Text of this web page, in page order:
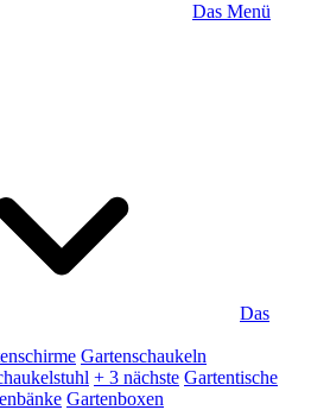
Das Menü
Das
Gartenschaukeln
+ 3 nächste Gartentische
Gartenboxen